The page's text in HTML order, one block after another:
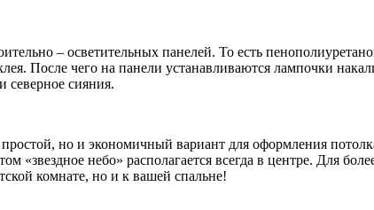
– осветительных панелей. То есть
После чего на панели устанавливаются лампочки
северное сияния.
но и экономичный вариант для оформления
«звездное небо» располагается всегда в центре. Для
комнате, но и к вашей спальне!